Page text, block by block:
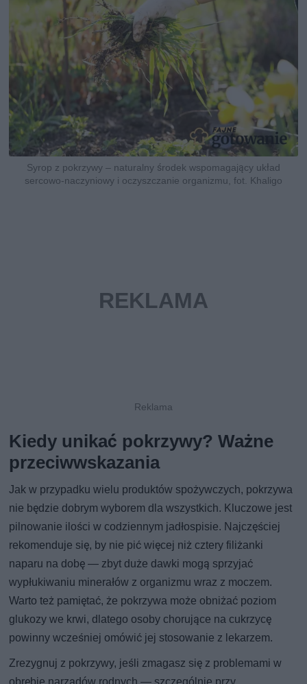
Syrop z pokrzywy – naturalny środek wspomagający układ
sercowo-naczyniowy i oczyszczanie organizmu, fot. Khaligo
Kiedy unikać pokrzywy? Ważne
przeciwwskazania
Jak w przypadku wielu produktów spożywczych, pokrzywa
nie będzie dobrym wyborem dla wszystkich. Kluczowe jest
pilnowanie ilości w codziennym jadłospisie. Najczęściej
rekomenduje się, by nie pić więcej niż cztery filiżanki
naparu na dobę — zbyt duże dawki mogą sprzyjać
wypłukiwaniu minerałów z organizmu wraz z moczem.
Warto też pamiętać, że pokrzywa może obniżać poziom
glukozy we krwi, dlatego osoby chorujące na cukrzycę
powinny wcześniej omówić jej stosowanie z lekarzem.
Zrezygnuj z pokrzywy, jeśli zmagasz się z problemami w